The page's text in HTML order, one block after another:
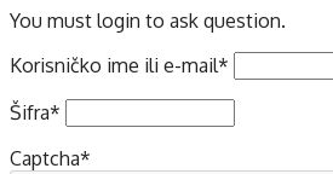
You must login to ask question.
Korisničko ime ili e-mail*
Šifra*
Captcha*